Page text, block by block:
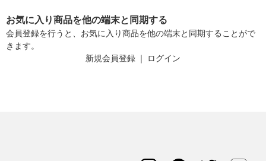
お気に入り商品を他の端末と同期する
会員登録を行うと、お気に入り商品を他の端末と同期することがで
きます。
新規会員登録 ｜ ログイン